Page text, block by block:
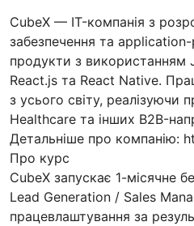
CubeX — IT-компанія з
забезпечення та
продукти з використанням
React.js та React Native.
з усього світу, реалізуючи
Healthcare та інших B2B-
Детальніше про компанію:
Про курс
CubeX запускає 1-місячне
Lead Generation / Sales
працевлаштування за